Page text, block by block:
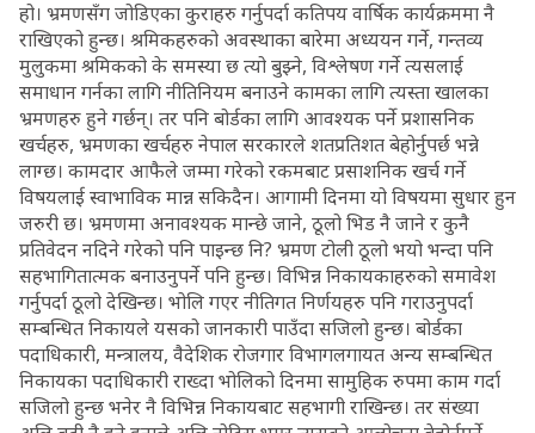
हो। भ्रमणसँग जोडिएका कुराहरु गर्नुपर्दा कतिपय वार्षिक कार्यक्रममा नै
राखिएको हुन्छ। श्रमिकहरुको अवस्थाका बारेमा अध्ययन गर्ने, गन्तव्य
मुलुकमा श्रमिकको के समस्या छ त्यो बुझ्ने, विश्लेषण गर्ने त्यसलाई
समाधान गर्नका लागि नीतिनियम बनाउने कामका लागि त्यस्ता खालका
भ्रमणहरु हुने गर्छन्। तर पनि बोर्डका लागि आवश्यक पर्ने प्रशासनिक
खर्चहरु, भ्रमणका खर्चहरु नेपाल सरकारले शतप्रतिशत बेहोर्नुपर्छ भन्ने
लाग्छ। कामदार आफैले जम्मा गरेको रकमबाट प्रसाशनिक खर्च गर्ने
विषयलाई स्वाभाविक मान्न सकिदैन। आगामी दिनमा यो विषयमा सुधार हुन
जरुरी छ। भ्रमणमा अनावश्यक मान्छे जाने, ठूलो भिड नै जाने र कुनै
प्रतिवेदन नदिने गरेको पनि पाइन्छ नि? भ्रमण टोली ठूलो भयो भन्दा पनि
सहभागितात्मक बनाउनुपर्ने पनि हुन्छ। विभिन्न निकायकाहरुको समावेश
गर्नुपर्दा ठूलो देखिन्छ। भोलि गएर नीतिगत निर्णयहरु पनि गराउनुपर्दा
सम्बन्धित निकायले यसको जानकारी पाउँदा सजिलो हुन्छ। बोर्डका
पदाधिकारी, मन्त्रालय, वैदेशिक रोजगार विभागलगायत अन्य सम्बन्धित
निकायका पदाधिकारी राख्दा भोलिको दिनमा सामुहिक रुपमा काम गर्दा
सजिलो हुन्छ भनेर नै विभिन्न निकायबाट सहभागी राखिन्छ। तर संख्या